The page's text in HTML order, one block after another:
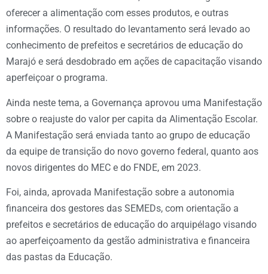
oferecer a alimentação com esses produtos, e outras
informações. O resultado do levantamento será levado ao
conhecimento de prefeitos e secretários de educação do
Marajó e será desdobrado em ações de capacitação visando
aperfeiçoar o programa.
Ainda neste tema, a Governança aprovou uma Manifestação
sobre o reajuste do valor per capita da Alimentação Escolar.
A Manifestação será enviada tanto ao grupo de educação
da equipe de transição do novo governo federal, quanto aos
novos dirigentes do MEC e do FNDE, em 2023.
Foi, ainda, aprovada Manifestação sobre a autonomia
financeira dos gestores das SEMEDs, com orientação a
prefeitos e secretários de educação do arquipélago visando
ao aperfeiçoamento da gestão administrativa e financeira
das pastas da Educação.